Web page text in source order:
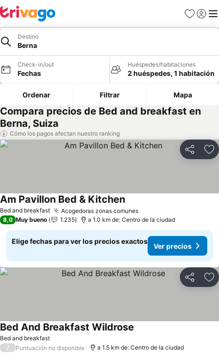
Favoritos
Iniciar
Destino
Berna
Check-in/out
Fechas
Huéspedes/habitaciones
2 huéspedes, 1 habitación
Ordenar Filtrar Mapa
Compara precios de Bed and breakfast en
Berna, Suiza
Cómo los pagos afectan nuestro ranking
Compartir
Bed and breakfast Acogedoras zonas comunes
Am Pavillon Bed & Kitchen
8,0 Muy bueno 1.235 a 1.0 km de: Centro de la ciudad
Elige fechas para ver los precios exactos
Ver precios
Compartir
Bed and breakfast
Bed And Breakfast Wildrose
/ Puntuación no disponible a 1.5 km de: Centro de la ciudad